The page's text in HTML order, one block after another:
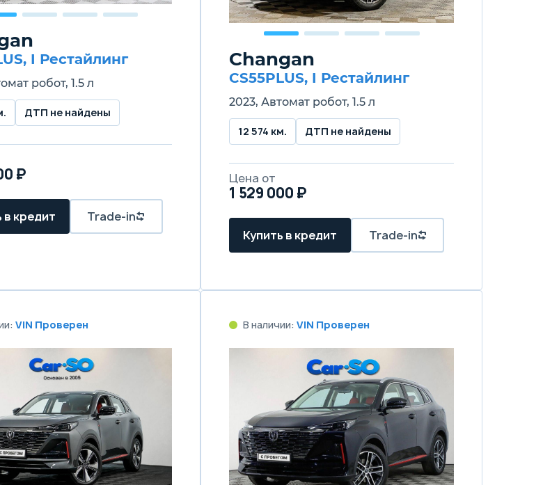
I Рестайлинг
робот, 1.5 л
ДТП не найдены
₽
в кредит Trade-in
Changan
CS55PLUS, I Рестайлинг
2023, Автомат робот, 1.5 л
12 574 км. ДТП не найдены
Цена от
1 529 000 ₽
Купить в кредит Trade-in
VIN Проверен В наличии: VIN Проверен